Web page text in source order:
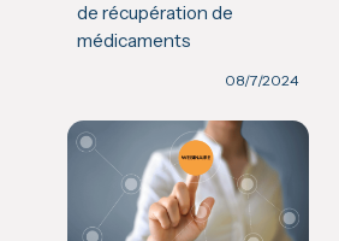
de récupération de
médicaments
08/7/2024